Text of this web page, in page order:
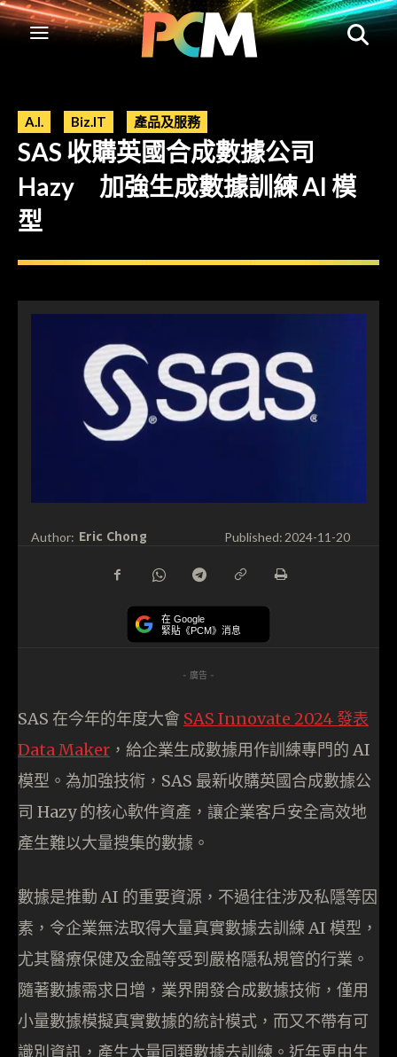
A.I. Biz.IT 產品及服務
SAS 收購英國合成數據公司
Hazy 加強生成數據訓練 AI 模
型
Author: Eric Chong Published: 2024-11-20
在 Google
緊貼《PCM》消息
- 廣告 -
SAS 在今年的年度大會 SAS Innovate 2024 發表
Data Maker ，給企業生成數據用作訓練專門的 AI
模型。為加強技術，SAS 最新收購英國合成數據公
司 Hazy 的核心軟件資產，讓企業客戶安全高效地
產生難以大量搜集的數據。
數據是推動 AI 的重要資源，不過往往涉及私隱等因
素，令企業無法取得大量真實數據去訓練 AI 模型，
尤其醫療保健及金融等受到嚴格隱私規管的行業。
隨著數據需求日增，業界開發合成數據技術，僅用
小量數據模擬真實數據的統計模式，而又不帶有可
識別資訊，產生大量同類數據去訓練。近年更由生